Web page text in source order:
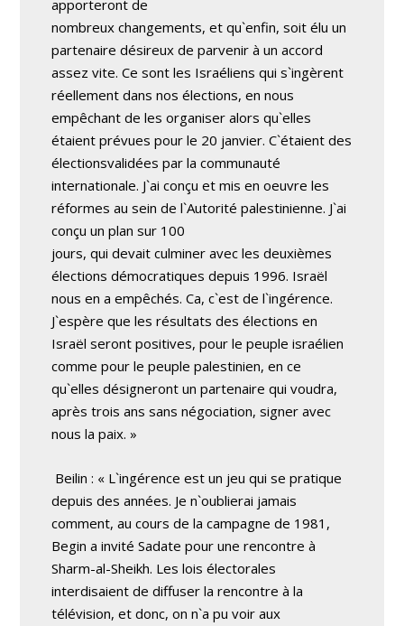
apporteront de
nombreux changements, et qu`enfin, soit élu un
partenaire désireux de parvenir à un accord
assez vite. Ce sont les Israéliens qui s`ingèrent
réellement dans nos élections, en nous
empêchant de les organiser alors qu`elles
étaient prévues pour le 20 janvier. C`étaient des
électionsvalidées par la communauté
internationale. J`ai conçu et mis en oeuvre les
réformes au sein de l`Autorité palestinienne. J`ai
conçu un plan sur 100
jours, qui devait culminer avec les deuxièmes
élections démocratiques depuis 1996. Israël
nous en a empêchés. Ca, c`est de l`ingérence.
J`espère que les résultats des élections en
Israël seront positives, pour le peuple israélien
comme pour le peuple palestinien, en ce
qu`elles désigneront un partenaire qui voudra,
après trois ans sans négociation, signer avec
nous la paix. »
Beilin : « L`ingérence est un jeu qui se pratique
depuis des années. Je n`oublierai jamais
comment, au cours de la campagne de 1981,
Begin a invité Sadate pour une rencontre à
Sharm-al-Sheikh. Les lois électorales
interdisaient de diffuser la rencontre à la
télévision, et donc, on n`a pu voir aux